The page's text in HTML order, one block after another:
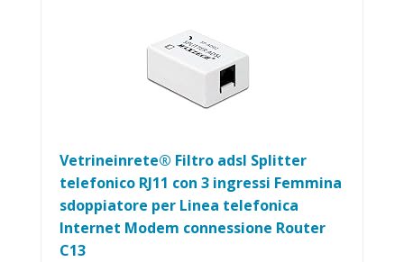
Vetrineinrete® Filtro adsl Splitter
telefonico RJ11 con 3 ingressi Femmina
sdoppiatore per Linea telefonica
Internet Modem connessione Router
C13